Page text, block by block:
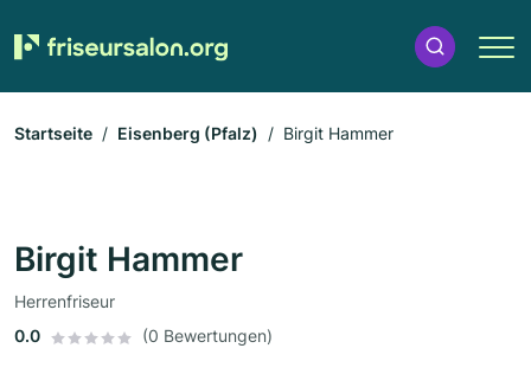
Startseite Eisenberg (Pfalz) Birgit Hammer
Birgit Hammer
Herrenfriseur
0.0
(0 Bewertungen)